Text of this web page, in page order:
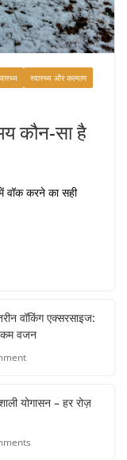
स्वास्थ्य और कल्याण
कौन-सा है
वॉक करने का सही
वॉकिंग एक्सरसाइज:
कम वजन
योगासन – हर रोज़